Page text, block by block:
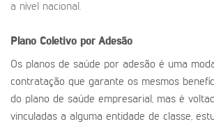
a nível nacional.
Plano Coletivo por Adesão
Os planos de saúde por adesão é uma
contratação que garante os mesmos
do plano de saúde empresarial, mas é
vinculadas a alguma entidade de classe,